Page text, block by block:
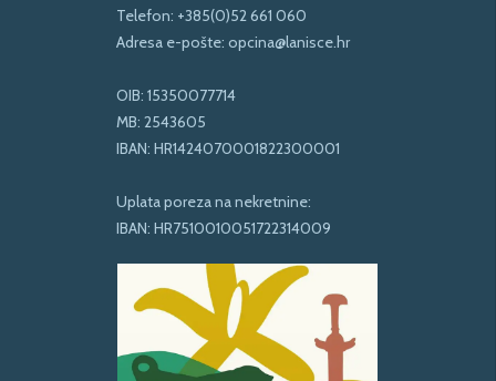
Telefon: +385(0)52 661 060
Adresa e-pošte: opcina@lanisce.hr
OIB: 15350077714
MB: 2543605
IBAN: HR1424070001822300001
Uplata poreza na nekretnine:
IBAN: HR7510010051722314009